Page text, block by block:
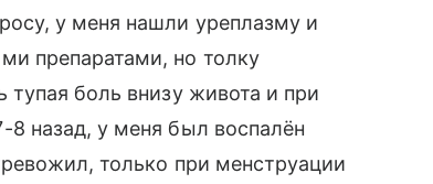
у меня нашли уреплазму и
препаратами, но толку
тупая боль внизу живота и при
назад, у меня был воспалён
только при менструации